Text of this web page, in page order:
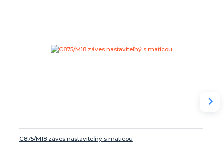
C875/M18 záves nastaviteľný s maticou